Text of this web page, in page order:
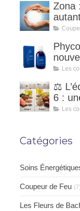
Zona
de
Les
⚖️
6 :
santé
Les
Catégories
Soins
Coupeur de Feu (7)
Les Fleurs de